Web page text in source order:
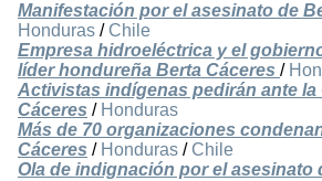
Manifestación por el asesinato de
Honduras / Chile
Empresa hidroeléctrica y el
líder hondureña Berta Cáceres /
Activistas indígenas pedirán ante
Cáceres / Honduras
Más de 70 organizaciones
Cáceres / Honduras / Chile
Ola de indignación por el asesinato